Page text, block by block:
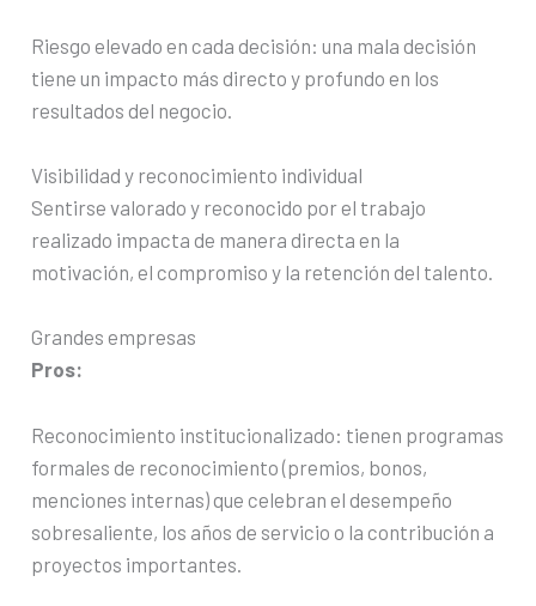
Riesgo elevado en cada decisión: una mala decisión
tiene un impacto más directo y profundo en los
resultados del negocio.
Visibilidad y reconocimiento individual
Sentirse valorado y reconocido por el trabajo
realizado impacta de manera directa en la
motivación, el compromiso y la retención del talento.
Grandes empresas
Pros:
Reconocimiento institucionalizado: tienen programas
formales de reconocimiento (premios, bonos,
menciones internas) que celebran el desempeño
sobresaliente, los años de servicio o la contribución a
proyectos importantes.